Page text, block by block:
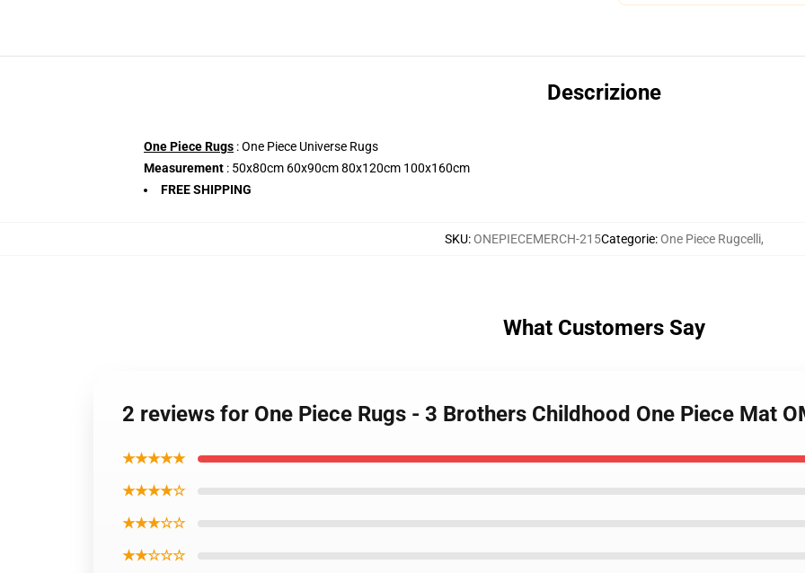
Descrizione
One Piece Rugs : One Piece Universe Rugs
Measurement : 50x80cm 60x90cm 80x120cm 100x160cm
FREE SHIPPING
SKU:ONEPIECEMERCH-215Categorie:One Piece Rugcelli,
What Customers Say
2 reviews for One Piece Rugs - 3 Brothers Childhood One Piece Mat
★★★★★
★★★★☆
★★★☆☆
★★☆☆☆